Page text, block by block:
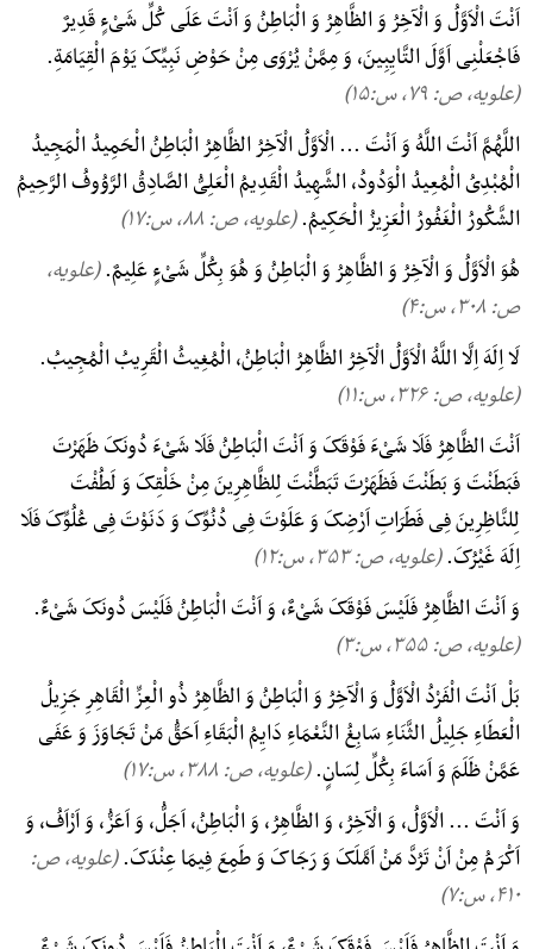
اَنْتَ الْاَوَّلُ وَ الْآخِرُ وَ الظَّاهِرُ وَ الْبَاطِنُ وَ اَنْتَ عَلَی کُلِّ شَیْءٍ قَدِیرٌ
فَاجْعَلْنِی اَوَّلَ التَّایِبِینَ، وَ مِمَّنْ یُرْوَی مِنْ حَوْضِ نَبِیِّکَ یَوْمَ الْقِیَامَةِ.
(علویه، ص: ۷۹, س:۱۵)
اللَّهُمَّ اَنْتَ اللَّهُ وَ اَنْتَ ... الْاَوَّلُ الْآخِرُ الظَّاهِرُ الْبَاطِنُ الْحَمِیدُ الْمَجِیدُ
الْمُبْدِیُ الْمُعِیدُ الْوَدُودُ، الشَّهِیدُ الْقَدِیمُ الْعَلِیُّ الصَّادِقُ الرَّوُوفُ الرَّحِیمُ
الشَّکُورُ الْغَفُورُ الْعَزِیزُ الْحَکِیمُ.(علویه، ص: ۸۸, س:۱۷)
هُوَ الْاَوَّلُ وَ الْآخِرُ وَ الظَّاهِرُ وَ الْبَاطِنُ وَ هُوَ بِکُلِّ شَیْءٍ عَلِیمٌ.(علویه،
ص: ۳۰۸, س:۴)
لَا اِلَهَ اِلَّا اللَّهُ الْاَوَّلُ الْآخِرُ الظَّاهِرُ الْبَاطِنُ، الْمُغِیثُ الْقَرِیبُ الْمُجِیبُ.
(علویه، ص: ۳۲۶, س:۱۱)
اَنْتَ الظَّاهِرُ فَلَا شَیْءَ فَوْقَکَ وَ اَنْتَ الْبَاطِنُ فَلَا شَیْءَ دُونَکَ ظَهَرْتَ
فَبَطَنْتَ وَ بَطَنْتَ فَظَهَرْتَ تَبَطَّنْتَ لِلظَّاهِرِینَ مِنْ خَلْقِکَ وَ لَطُفْتَ
لِلنَّاظِرِینَ فِی فَطَرَاتِ اَرْضِکَ وَ عَلَوْتَ فِی دُنُوِّکَ وَ دَنَوْتَ فِی عُلُوِّکَ فَلَا
اِلَهَ غَیْرُکَ.(علویه، ص: ۳۵۳, س:۱۲)
وَ اَنْتَ الظَّاهِرُ فَلَیْسَ فَوْقَکَ شَیْءٌ، وَ اَنْتَ الْبَاطِنُ فَلَیْسَ دُونَکَ شَیْءٌ.
(علویه، ص: ۳۵۵, س:۳)
بَلْ اَنْتَ الْفَرْدُ الْاَوَّلُ وَ الْآخِرُ وَ الْبَاطِنُ وَ الظَّاهِرُ ذُو الْعِزِّ الْقَاهِرِ جَزِیلُ
الْعَطَاءِ جَلِیلُ الثَّنَاءِ سَابِغُ النَّعْمَاءِ دَایِمُ الْبَقَاءِ اَحَقُّ مَنْ تَجَاوَزَ وَ عَفَی
عَمَّنْ ظَلَمَ وَ اَسَاءَ بِکُلِّ لِسَانٍ.(علویه، ص: ۳۸۸, س:۱۷)
وَ اَنْتَ ... الْاَوَّلُ، وَ الْآخِرُ، وَ الظَّاهِرُ، وَ الْبَاطِنُ، اَجَلُّ، وَ اَعَزُّ، وَ اَرْاَفُ، وَ
اَکْرَمُ مِنْ اَنْ تَرُدَّ مَنْ اَمَّلَکَ وَ رَجَاکَ وَ طَمِعَ فِیمَا عِنْدَکَ.(علویه، ص:
۴۱۰, س:۷)